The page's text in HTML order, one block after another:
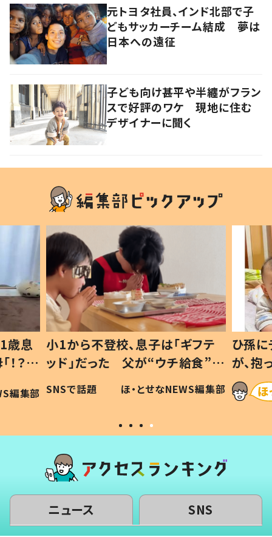
元トヨタ社員、インド北部で子
どもサッカーチーム結成 夢は
日本への遠征
子ども向け甚平や半纏がフラン
スで好評のワケ 現地に住む
デザイナーに聞く
歳息
？」
編集部
小1から不登校、息子は「ギフテ
ッド」だった 父が“ウチ給食”を
作り続ける理由とは #令和の親
#令和の子
SNSで話題 ほ・とせなNEWS編集部
ひ孫
が、
「涙が
い」
ニュース SNS